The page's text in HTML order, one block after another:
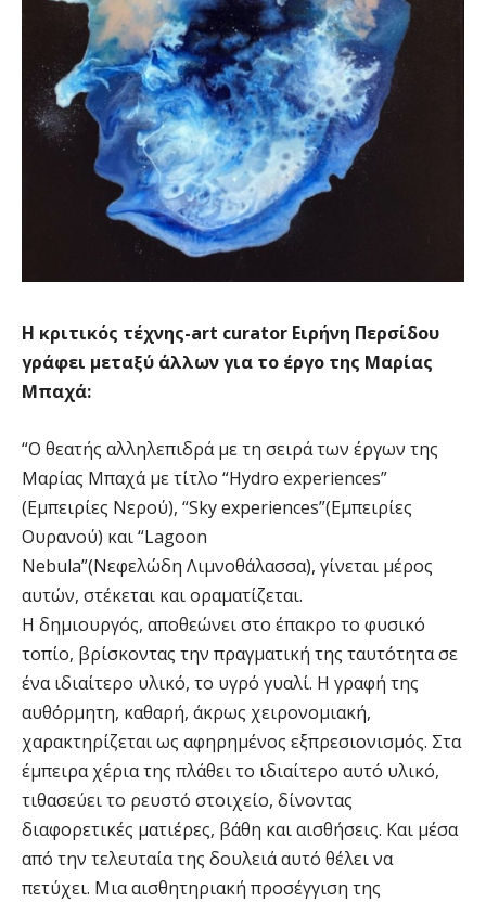
Η κριτικός τέχνης-art curator Ειρήνη Περσίδου
γράφει μεταξύ άλλων για το έργο της Μαρίας
Μπαχά:
“Ο θεατής αλληλεπιδρά με τη σειρά των έργων της
Μαρίας Μπαχά με τίτλο “Hydro experiences”
(Εμπειρίες Νερού), “Sky experiences”(Εμπειρίες
Ουρανού) και “Lagoon
Nebula”(Νεφελώδη Λιμνοθάλασσα), γίνεται μέρος
αυτών, στέκεται και οραματίζεται.
Η δημιουργός, αποθεώνει στο έπακρο το φυσικό
τοπίο, βρίσκοντας την πραγματική της ταυτότητα σε
ένα ιδιαίτερο υλικό, το υγρό γυαλί. Η γραφή της
αυθόρμητη, καθαρή, άκρως χειρονομιακή,
χαρακτηρίζεται ως αφηρημένος εξπρεσιονισμός. Στα
έμπειρα χέρια της πλάθει το ιδιαίτερο αυτό υλικό,
τιθασεύει το ρευστό στοιχείο, δίνοντας
διαφορετικές ματιέρες, βάθη και αισθήσεις. Και μέσα
από την τελευταία της δουλειά αυτό θέλει να
πετύχει. Μια αισθητηριακή προσέγγιση της